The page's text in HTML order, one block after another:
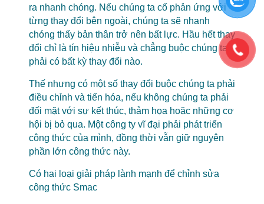
ra nhanh chóng. Nếu chúng ta cố phản ứng với
từng thay đổi bên ngoài, chúng ta sẽ nhanh
chóng thấy bản thân trở nên bất lực. Hầu hết thay
đổi chỉ là tín hiệu nhiễu và chẳng buộc chúng ta
phải có bất kỳ thay đổi nào.
Thế nhưng có một số thay đổi buộc chúng ta phải
điều chỉnh và tiến hóa, nếu không chúng ta phải
đối mặt với sự kết thúc, thảm họa hoặc những cơ
hội bị bỏ qua. Một công ty vĩ đại phải phát triển
công thức của mình, đồng thời vẫn giữ nguyên
phần lớn công thức này.
Có hai loại giải pháp lành mạnh để chỉnh sửa
công thức Smac